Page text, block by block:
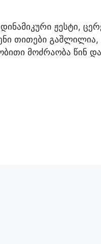
ჟესტი,
თითები
მოძრაობა წინ